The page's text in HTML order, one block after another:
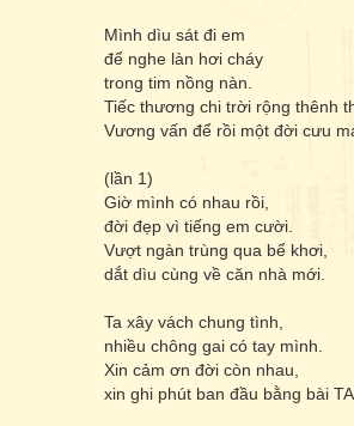
Mình dìu sát đi em
để nghe làn hơi cháy
trong tim nồng nàn.
Tiếc thương chi trời rộng thênh
Vương vấn để rồi một đời cưu
(lần 1)
Giờ mình có nhau rồi,
đời đẹp vì tiếng em cười.
Vượt ngàn trùng qua bể khơi,
dắt dìu cùng về căn nhà mới.
Ta xây vách chung tình,
nhiều chông gai có tay mình.
Xin cảm ơn đời còn nhau,
xin ghi phút ban đầu bằng bài